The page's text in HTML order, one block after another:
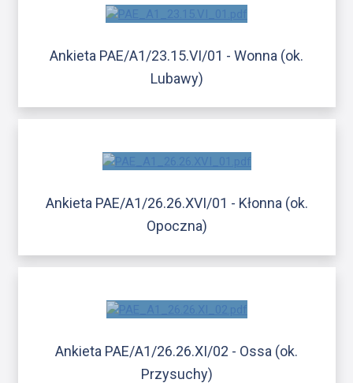
Ankieta PAE/A1/23.15.VI/01 - Wonna (ok.
Lubawy)
Ankieta PAE/A1/26.26.XVI/01 - Kłonna (ok.
Opoczna)
Ankieta PAE/A1/26.26.XI/02 - Ossa (ok.
Przysuchy)